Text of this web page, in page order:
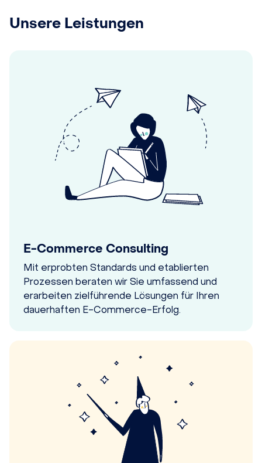
Unsere Leistungen
E-Commerce Consulting
Mit erprobten Standards und etablierten
Prozessen beraten wir Sie umfassend und
erarbeiten zielführende Lösungen für Ihren
dauerhaften E-Commerce-Erfolg.